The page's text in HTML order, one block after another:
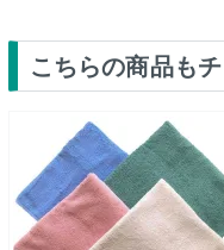
こちらの商品も